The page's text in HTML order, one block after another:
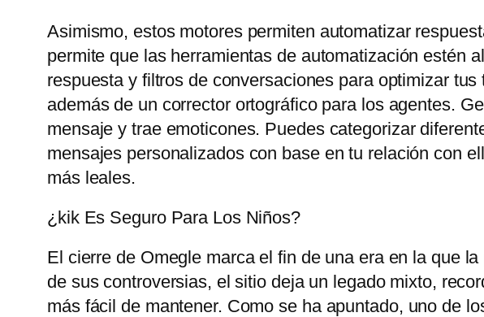
Asimismo, estos motores permiten automatizar
permite que las herramientas de automatización estén
respuesta y filtros de conversaciones para optimizar
además de un corrector ortográfico para los agentes.
mensaje y trae emoticones. Puedes categorizar
mensajes personalizados con base ​​en tu relación con
más leales.
¿kik Es Seguro Para Los Niños?
El cierre de Omegle marca el fin de una era en la que
de sus controversias, el sitio deja un legado mixto,
más fácil de mantener. Como se ha apuntado, uno de